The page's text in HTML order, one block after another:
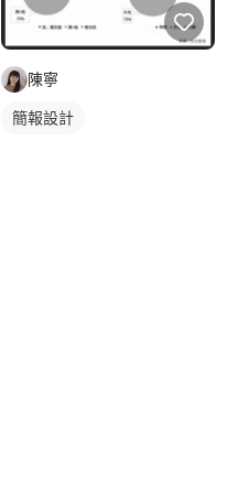
陳寧
簡報設計